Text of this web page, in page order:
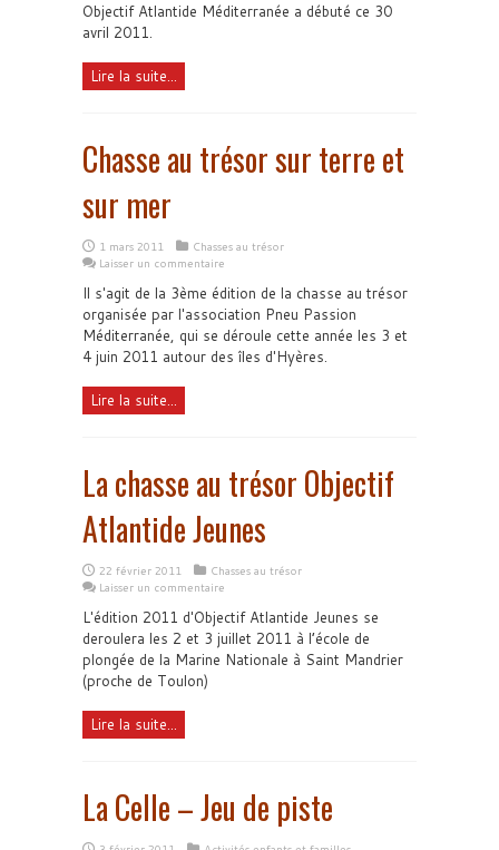
Objectif Atlantide Méditerranée a débuté ce 30
avril 2011.
Lire la suite...
Chasse au trésor sur terre et
sur mer
1 mars 2011
Chasses au trésor
Laisser un commentaire
Il s'agit de la 3ème édition de la chasse au trésor
organisée par l'association Pneu Passion
Méditerranée, qui se déroule cette année les 3 et
4 juin 2011 autour des îles d'Hyères.
Lire la suite...
La chasse au trésor Objectif
Atlantide Jeunes
22 février 2011
Chasses au trésor
Laisser un commentaire
L'édition 2011 d'Objectif Atlantide Jeunes se
deroulera les 2 et 3 juillet 2011 à l’école de
plongée de la Marine Nationale à Saint Mandrier
(proche de Toulon)
Lire la suite...
La Celle – Jeu de piste